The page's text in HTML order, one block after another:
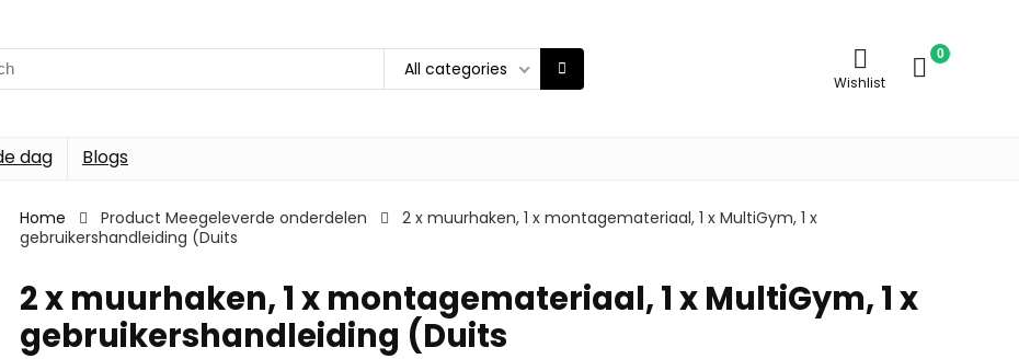
All categories
Wishlist
0
dag Blogs
Home Product Meegeleverde onderdelen
2 x muurhaken, 1 x montagemateriaal, 1 x MultiGym, 1 x
gebruikershandleiding (Duits
2 x muurhaken, 1 x montagemateriaal, 1 x MultiGym, 1 x
gebruikershandleiding (Duits